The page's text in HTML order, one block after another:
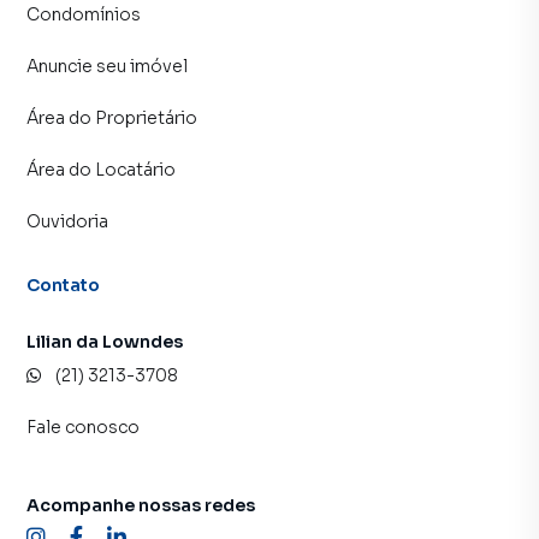
Condomínios
Anuncie seu imóvel
Área do Proprietário
Área do Locatário
Ouvidoria
Contato
Lilian da Lowndes
(21) 3213-3708
Fale conosco
Acompanhe nossas redes